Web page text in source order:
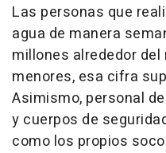
Las personas que
agua de manera
millones alrededor
menores, esa cifra
Asimismo, personal
y cuerpos de
como los propios